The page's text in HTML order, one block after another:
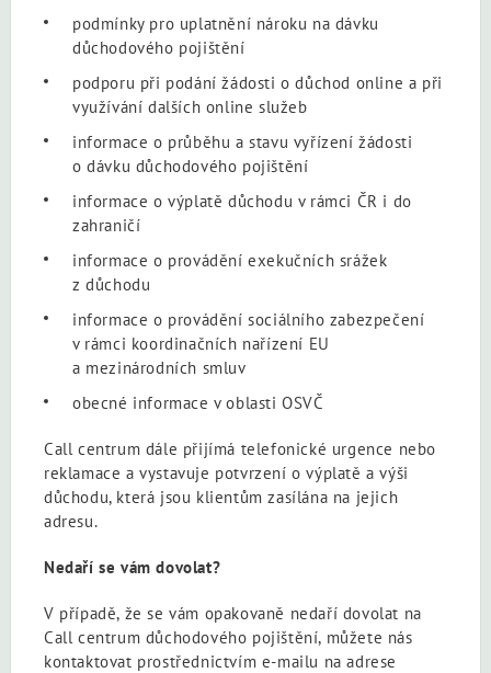
podmínky pro uplatnění nároku na dávku
důchodového pojištění
podporu při podání žádosti o důchod online a při
využívání dalších online služeb
informace o průběhu a stavu vyřízení žádosti
o dávku důchodového pojištění
informace o výplatě důchodu v rámci ČR i do
zahraničí
informace o provádění exekučních srážek
z důchodu
informace o provádění sociálního zabezpečení
v rámci koordinačních nařízení EU
a mezinárodních smluv
obecné informace v oblasti OSVČ
Call centrum dále přijímá telefonické urgence nebo
reklamace a vystavuje potvrzení o výplatě a výši
důchodu, která jsou klientům zasílána na jejich
adresu.
Nedaří se vám dovolat?
V případě, že se vám opakovaně nedaří dovolat na
Call centrum důchodového pojištění, můžete nás
kontaktovat prostřednictvím e‑mailu na adrese